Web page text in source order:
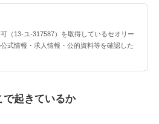
（13-ユ-317587）を取得しているセオリー
式情報・求人情報・公的資料等を確認した
で起きているか